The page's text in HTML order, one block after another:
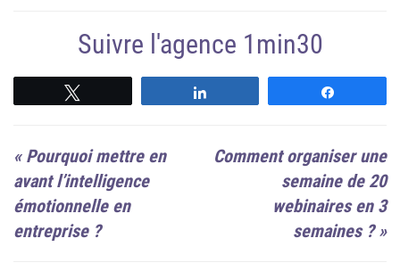
Suivre l'agence 1min30
« Pourquoi mettre en
avant l’intelligence
émotionnelle en
entreprise ?
Comment organiser une
semaine de 20
webinaires en 3
semaines ?»